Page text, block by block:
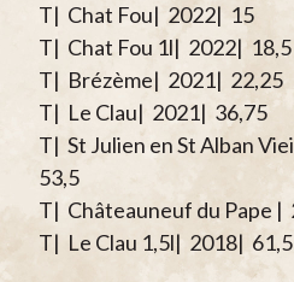
T| Chat Fou| 2022| 15
T| Chat Fou 1l| 2022| 18,5
T| Brézème| 2021| 22,25
T| Le Clau| 2021| 36,75
T| St Julien en St Alban
53,5
T| Châteauneuf du Pape |
T| Le Clau 1,5l| 2018| 61,5